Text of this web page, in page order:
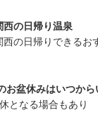
西の日帰り温泉
西の日帰りできるお
お盆休みはいつから
となる場合もあり